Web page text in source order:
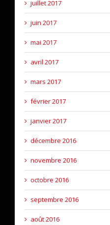
juillet 2017
juin 2017
mai 2017
avril 2017
mars 2017
février 2017
janvier 2017
décembre 2016
novembre 2016
octobre 2016
septembre 2016
août 2016